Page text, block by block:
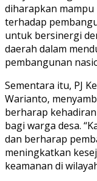
diharapkan
terhadap
untuk bersinergi
daerah dalam
pembangunan
Sementara itu, PJ
Warianto,
berharap
bagi warga desa.
dan berharap
meningkatkan
keamanan di